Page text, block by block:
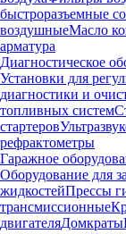
быстроразъемные
воздушныеМасло
арматура
Диагностическое
Установки для
диагностики и
топливных систем
стартеров
рефрактометры
Гаражное
Оборудование для
жидкостейПрессы
трансмиссионные
двигателяДомкраты